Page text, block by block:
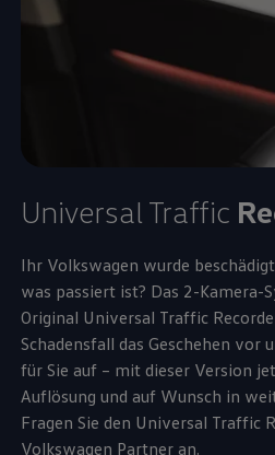
Universal Traffic
Ihr Volkswagen wurde
was passiert ist? Das 2-Kamera-
Original Universal Traffic
Schadensfall das Geschehen vor
für Sie auf – mit dieser Version
Auflösung und auf Wunsch in
Fragen Sie den Universal Traffic
Volkswagen Partner an.